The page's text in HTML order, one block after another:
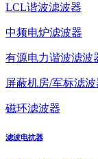
LCL谐波滤波器
中频电炉滤波器
有源电力谐波滤波
屏蔽机房/军标滤波
磁环滤波器
滤波电抗器